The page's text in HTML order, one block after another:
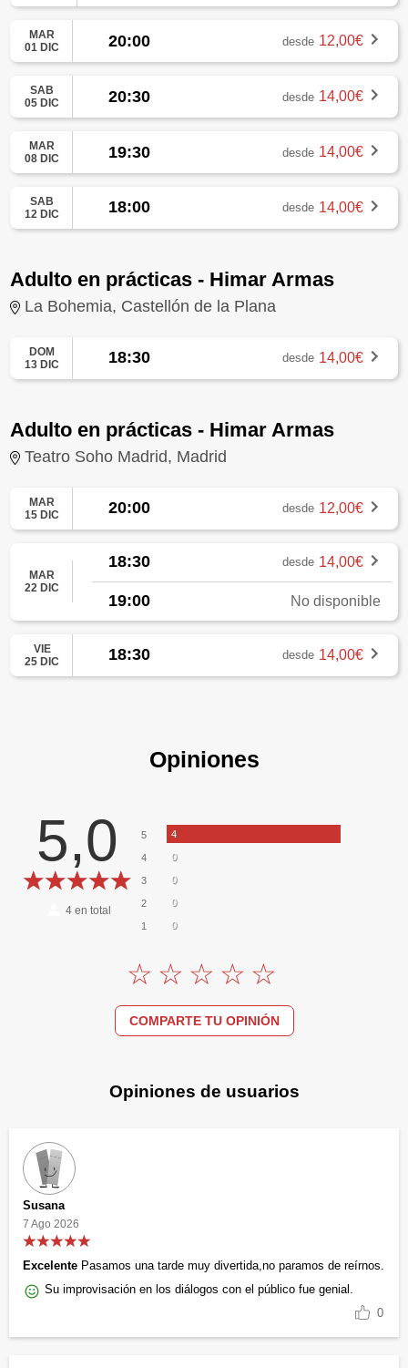
MAR
01 DIC
20:00 desde 12,00€
SAB
05 DIC
20:30 desde 14,00€
MAR
08 DIC
19:30 desde 14,00€
SAB
12 DIC
18:00 desde 14,00€
Adulto en prácticas - Himar Armas
La Bohemia, Castellón de la Plana
DOM
13 DIC
18:30 desde 14,00€
Adulto en prácticas - Himar Armas
Teatro Soho Madrid, Madrid
MAR
15 DIC
20:00 desde 12,00€
MAR
22 DIC
18:30 desde 14,00€
19:00 No disponible
VIE
25 DIC
18:30 desde 14,00€
Opiniones
5,0
4en total
5 4
4 0
3 0
2 0
1 0
COMPARTE TU OPINIÓN
Opiniones de usuarios
Susana
7 Ago 2026
Excelente Pasamos una tarde muy divertida,no paramos de reírnos.
Su improvisación en los diálogos con el público fue genial.
0